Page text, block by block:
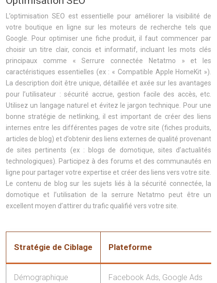
L’optimisation SEO est essentielle pour améliorer la visibilité de
votre boutique en ligne sur les moteurs de recherche tels que
Google. Pour optimiser une fiche produit, il faut commencer par
choisir un titre clair, concis et informatif, incluant les mots clés
principaux comme « Serrure connectée Netatmo » et les
caractéristiques essentielles (ex : « Compatible Apple HomeKit »).
La description doit être unique, détaillée et axée sur les avantages
pour l’utilisateur : sécurité accrue, gestion facile des accès, etc.
Utilisez un langage naturel et évitez le jargon technique. Pour une
bonne stratégie de netlinking, il est important de créer des liens
internes entre les différentes pages de votre site (fiches produits,
articles de blog) et d’obtenir des liens externes de qualité provenant
de sites pertinents (ex : blogs de domotique, sites d’actualités
technologiques). Participez à des forums et des communautés en
ligne pour partager votre expertise et créer des liens vers votre site.
Le contenu de blog sur les sujets liés à la sécurité connectée, la
domotique et l’utilisation de la serrure Netatmo peut être un
excellent moyen d’attirer du trafic qualifié vers votre site.
Stratégie de Ciblage Plateforme
Démographique Facebook Ads, Google Ads